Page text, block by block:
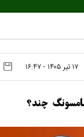
۱۷ تير ۱۴۰۵ - ۱۶:۴۷